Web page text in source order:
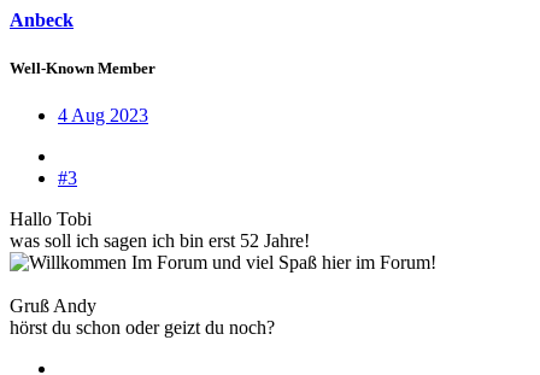
Anbeck
Well-Known Member
4 Aug 2023
#3
Hallo Tobi
was soll ich sagen ich bin erst 52 Jahre!
und viel Spaß hier im Forum!
Gruß Andy
hörst du schon oder geizt du noch?